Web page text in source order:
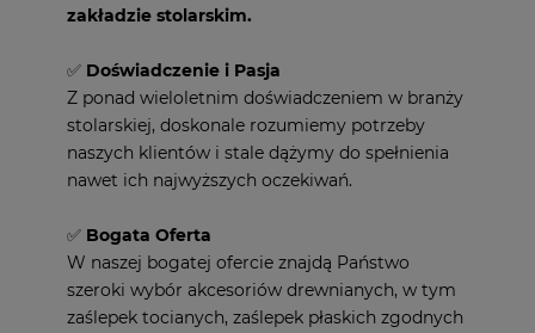
zakładzie stolarskim.
✅ Doświadczenie i Pasja
Z ponad wieloletnim doświadczeniem w branży
stolarskiej, doskonale rozumiemy potrzeby
naszych klientów i stale dążymy do spełnienia
nawet ich najwyższych oczekiwań.
✅ Bogata Oferta
W naszej bogatej ofercie znajdą Państwo
szeroki wybór akcesoriów drewnianych, w tym
zaślepek tocianych, zaślepek płaskich zgodnych